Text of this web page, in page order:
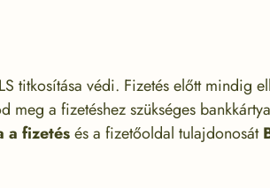
titkosítása védi. Fizetés előtt mindig
a fizetéshez szükséges
a fizetésés a fizetőoldal tulajdonosát